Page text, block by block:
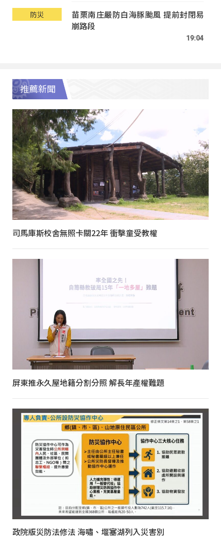
防災
苗栗南庄嚴防白海豚颱風 提前封閉易
崩路段
19:04
推薦新聞
司馬庫斯校舍無照卡關22年 衝擊童受教權
屏東推永久屋地籍分割分照 解長年產權難題
政院版災防法修法 海嘯、堰塞湖列入災害別